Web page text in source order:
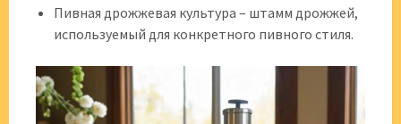
Пивная дрожжевая культура – штамм дрожжей,
используемый для конкретного пивного стиля.